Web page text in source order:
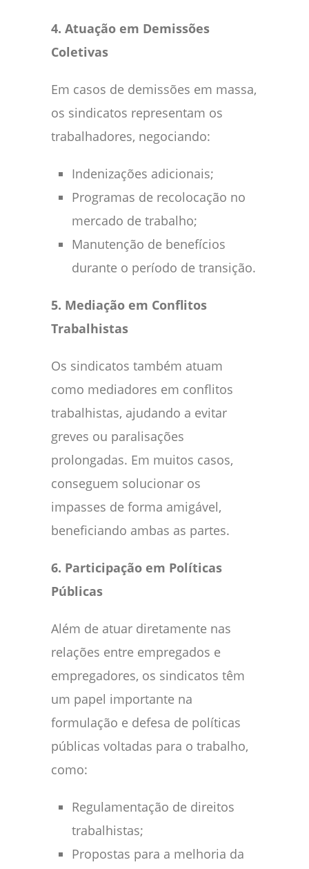
4. Atuação em Demissões
Coletivas
Em casos de demissões em massa,
os sindicatos representam os
trabalhadores, negociando:
Indenizações adicionais;
Programas de recolocação no
mercado de trabalho;
Manutenção de benefícios
durante o período de transição.
5. Mediação em Conflitos
Trabalhistas
Os sindicatos também atuam
como mediadores em conflitos
trabalhistas, ajudando a evitar
greves ou paralisações
prolongadas. Em muitos casos,
conseguem solucionar os
impasses de forma amigável,
beneficiando ambas as partes.
6. Participação em Políticas
Públicas
Além de atuar diretamente nas
relações entre empregados e
empregadores, os sindicatos têm
um papel importante na
formulação e defesa de políticas
públicas voltadas para o trabalho,
como:
Regulamentação de direitos
trabalhistas;
Propostas para a melhoria da